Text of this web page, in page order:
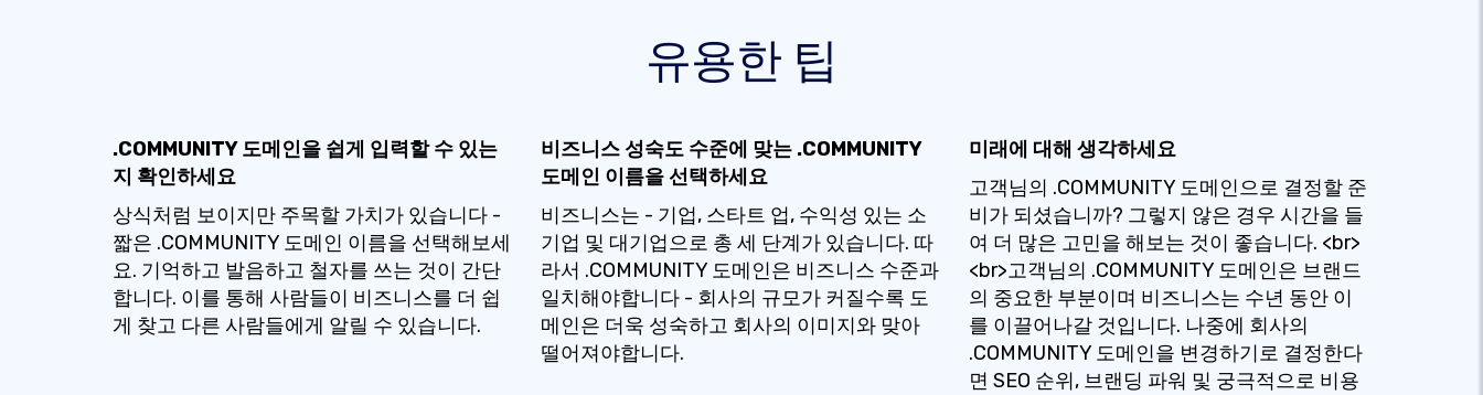
유용한 팁
.COMMUNITY 도메인을 쉽게 입력할 수 있는
지 확인하세요
상식처럼 보이지만 주목할 가치가 있습니다 -
짧은 .COMMUNITY 도메인 이름을 선택해보세
요. 기억하고 발음하고 철자를 쓰는 것이 간단
합니다. 이를 통해 사람들이 비즈니스를 더 쉽
게 찾고 다른 사람들에게 알릴 수 있습니다.
비즈니스 성숙도 수준에 맞는 .COMMUNITY
도메인 이름을 선택하세요
비즈니스는 - 기업, 스타트 업, 수익성 있는 소
기업 및 대기업으로 총 세 단계가 있습니다. 따
라서 .COMMUNITY 도메인은 비즈니스 수준과
일치해야합니다 - 회사의 규모가 커질수록 도
메인은 더욱 성숙하고 회사의 이미지와 맞아
떨어져야합니다.
미래에 대해 생각하세요
고객님의 .COMMUNITY 도메인으로 결정할 준
비가 되셨습니까? 그렇지 않은 경우 시간을 들
여 더 많은 고민을 해보는 것이 좋습니다. <br>
<br>고객님의 .COMMUNITY 도메인은 브랜드
의 중요한 부분이며 비즈니스는 수년 동안 이
를 이끌어나갈 것입니다. 나중에 회사의
.COMMUNITY 도메인을 변경하기로 결정한다
면 SEO 순위, 브랜딩 파워 및 궁극적으로 비용